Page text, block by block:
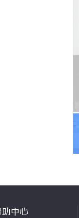
助中心